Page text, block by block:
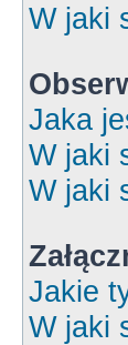
W jaki
Jaka
W jaki
W jaki
Jakie
W jaki